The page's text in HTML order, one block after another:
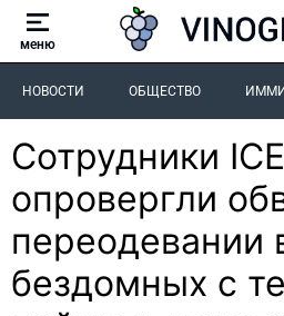
меню
НОВОСТИ ОБЩЕСТВО
Сотрудники ICE
опровергли
переодевании
бездомных с